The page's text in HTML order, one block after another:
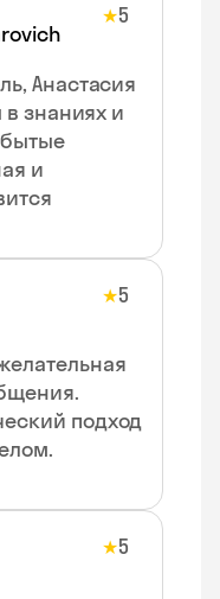
★5
Анастасия
в знаниях и
и
★5
подход
★5